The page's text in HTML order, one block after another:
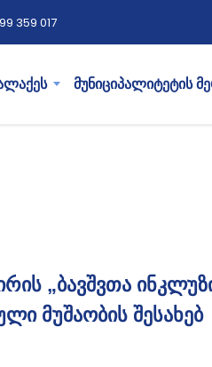
359 017
მუნიციპალიტეტის
„ბავშვთა
მუშაობის შესახებ